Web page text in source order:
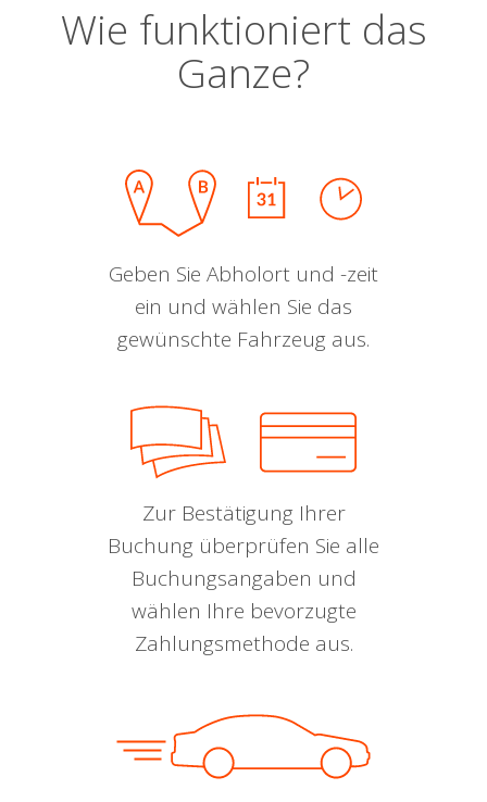
Wie funktioniert das
Ganze?
Geben Sie Abholort und -zeit
ein und wählen Sie das
gewünschte Fahrzeug aus.
Zur Bestätigung Ihrer
Buchung überprüfen Sie alle
Buchungsangaben und
wählen Ihre bevorzugte
Zahlungsmethode aus.